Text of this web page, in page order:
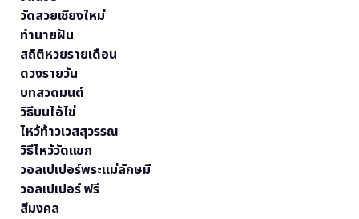
วัดสวยเชียงใหม่
ทำนายฝัน
สถิติหวยรายเดือน
ดวงรายวัน
บทสวดมนต์
วิธีบนไอ้ไข่
ไหว้ท้าวเวสสุวรรณ
วิธีไหว้วัดแขก
วอลเปเปอร์พระแม่ลักษมี
วอลเปเปอร์ ฟรี
สีมงคล